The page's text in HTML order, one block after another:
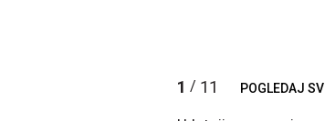
1 / 11 POGLEDAJ